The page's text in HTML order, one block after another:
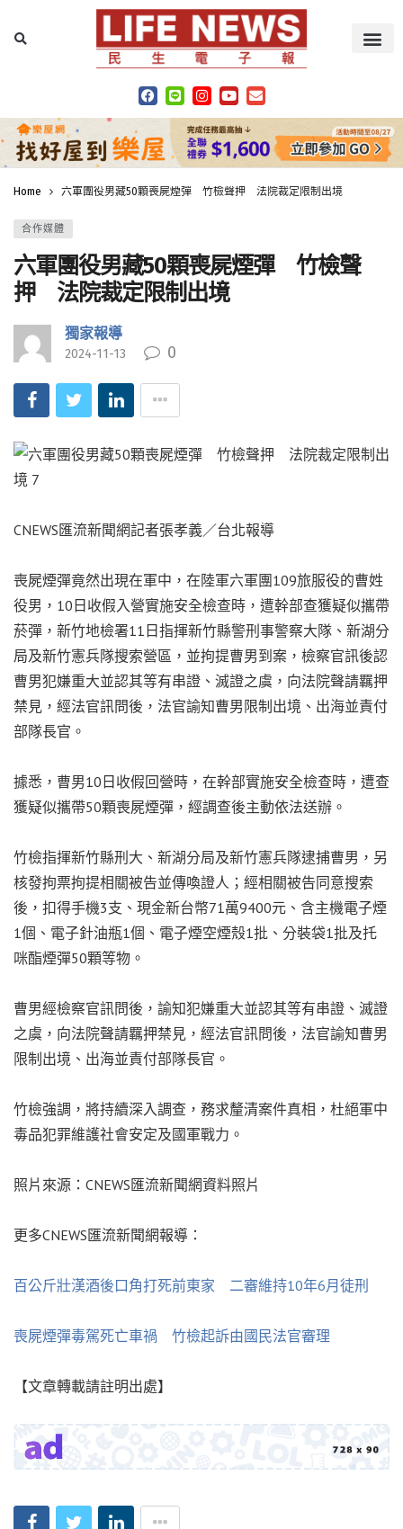
Home 六軍團役男藏50顆喪屍煙彈 竹檢聲押 法院裁定限制出境
合作媒體
六軍團役男藏50顆喪屍煙彈 竹檢聲
押 法院裁定限制出境
獨家報導
2024-11-13 0
CNEWS匯流新聞網記者張孝義／台北報導
喪屍煙彈竟然出現在軍中，在陸軍六軍團109旅服役的曹姓
役男，10日收假入營實施安全檢查時，遭幹部查獲疑似攜帶
菸彈，新竹地檢署11日指揮新竹縣警刑事警察大隊、新湖分
局及新竹憲兵隊搜索營區，並拘提曹男到案，檢察官訊後認
曹男犯嫌重大並認其等有串證、滅證之虞，向法院聲請羈押
禁見，經法官訊問後，法官諭知曹男限制出境、出海並責付
部隊長官。
據悉，曹男10日收假回營時，在幹部實施安全檢查時，遭查
獲疑似攜帶50顆喪屍煙彈，經調查後主動依法送辦。
竹檢指揮新竹縣刑大、新湖分局及新竹憲兵隊逮捕曹男，另
核發拘票拘提相關被告並傳喚證人；經相關被告同意搜索
後，扣得手機3支、現金新台幣71萬9400元、含主機電子煙
1個、電子針油瓶1個、電子煙空煙殼1批、分裝袋1批及托
咪酯煙彈50顆等物。
曹男經檢察官訊問後，諭知犯嫌重大並認其等有串證、滅證
之虞，向法院聲請羈押禁見，經法官訊問後，法官諭知曹男
限制出境、出海並責付部隊長官。
竹檢強調，將持續深入調查，務求釐清案件真相，杜絕軍中
毒品犯罪維護社會安定及國軍戰力。
照片來源：CNEWS匯流新聞網資料照片
更多CNEWS匯流新聞網報導：
百公斤壯漢酒後口角打死前東家 二審維持10年6月徒刑
喪屍煙彈毒駕死亡車禍 竹檢起訴由國民法官審理
【文章轉載請註明出處】